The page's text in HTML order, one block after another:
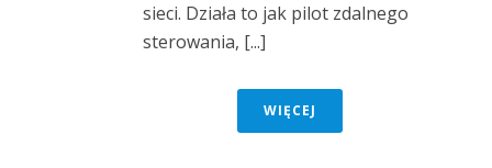
sieci. Działa to jak pilot zdalnego
sterowania, [...]
WIĘCEJ